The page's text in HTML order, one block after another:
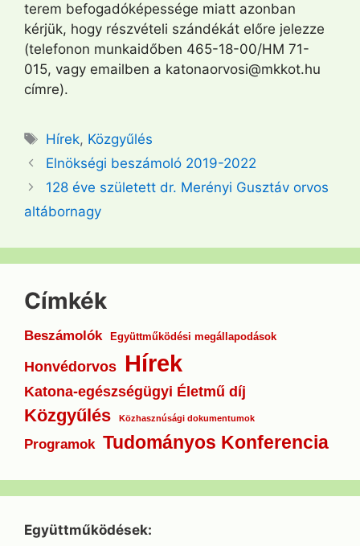
terem befogadóképessége miatt azonban
kérjük, hogy részvételi szándékát előre jelezze
(telefonon munkaidőben 465-18-00/HM 71-
015, vagy emailben a katonaorvosi@mkkot.hu
címre).
Címkék
Hírek, Közgyűlés
Elnökségi beszámoló 2019-2022
128 éve született dr. Merényi Gusztáv orvos
altábornagy
Címkék
Beszámolók Együttműködési megállapodások
Honvédorvos Hírek
Katona-egészségügyi Életmű díj
Közgyűlés Közhasznúsági dokumentumok
Programok Tudományos Konferencia
Együttműködések: